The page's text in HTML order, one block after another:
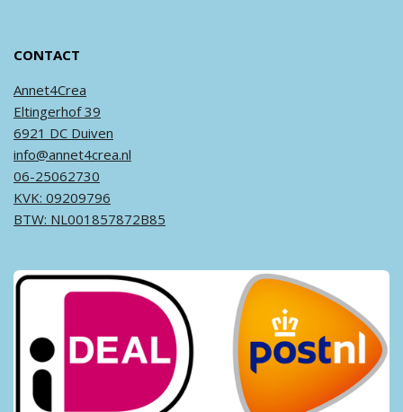
CONTACT
Annet4Crea
Eltingerhof 39
6921 DC Duiven
info@annet4crea.nl
06-25062730
KVK: 09209796
BTW: NL001857872B85